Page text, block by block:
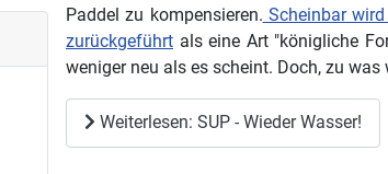
Paddel zu kompensieren. Scheinbar
zurückgeführt als eine Art "königliche
weniger neu als es scheint. Doch, zu
Weiterlesen: SUP - Wieder Wasser!